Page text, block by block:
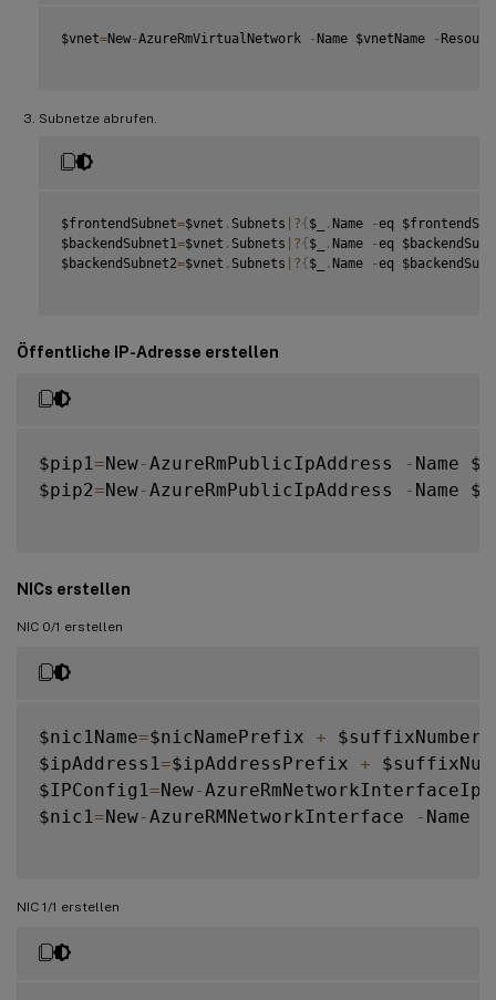
$vnet=New-AzureRmVirtualNetwork - Name $vnetName -
Subnetze abrufen.
$frontendSubnet=$vnet . Subnets ?{$_ . Name -eq
$backendSubnet1=$vnet . Subnets ?{$_ . Name -eq
$backendSubnet2=$vnet . Subnets ?{$_ . Name -eq
Öffentliche IP-Adresse erstellen
$pip1 =New-AzureRmPublicIpAddress - Name
$pip2=New-AzureRmPublicIpAddress - Name
NICs erstellen
NIC 0/1 erstellen
$nic1Name=$nicNamePrefix + $suffixNumber
$ipAddress1 =$ipAddressPrefix +
$IPConfig1 =New-
$nic1 =New-AzureRMNetworkInterface - Name
NIC 1/1 erstellen